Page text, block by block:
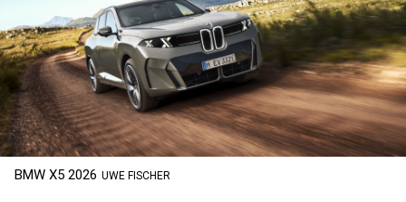
Copiar
BMW X5 2026 UWE FISCHER